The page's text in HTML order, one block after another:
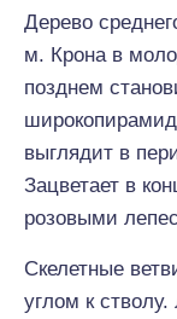
Дерево
м. Крона в
позднем
выглядит в
Зацветает в
розовыми
Скелетные
углом к